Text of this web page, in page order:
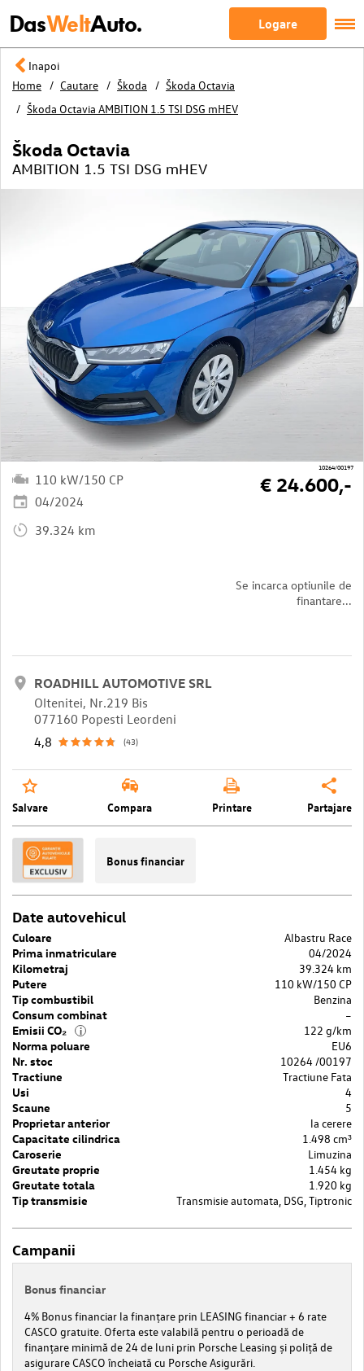
DasWeltAuto. Logare
Inapoi
Home
Cautare Škoda
Škoda Octavia
Škoda Octavia AMBITION 1.5 TSI DSG mHEV
10264/00197
Škoda Octavia
AMBITION 1.5 TSI DSG mHEV
110 kW/150 CP
04/2024
39.324 km
Se incarca optiunile de
finantare...
€ 24.600,-
ROADHILL AUTOMOTIVE SRL
Oltenitei, Nr.219 Bis
077160 Popesti Leordeni
4,8
(43)
Salvare Compara Printare Partajare
Bonus financiar
Date autovehicul
Culoare
Albastru Race
Prima inmatriculare
04/2024
Kilometraj
39.324 km
Putere
110 kW/150 CP
Tip combustibil
Benzina
Consum combinat
–
Emisii CO₂
i
122 g/km
Norma poluare
EU6
Nr. stoc
10264 /00197
Tractiune
Tractiune Fata
Usi
4
Scaune
5
Proprietar anterior
la cerere
Capacitate cilindrica
1.498 cm³
Caroserie
Limuzina
Greutate proprie
1.454 kg
Greutate totala
1.920 kg
Tip transmisie
Transmisie automata, DSG, Tiptronic
Campanii
Bonus financiar
4% Bonus financiar la finanțare prin LEASING financiar + 6 rate
CASCO gratuite. Oferta este valabilă pentru o perioadă de
finanțare minimă de 24 de luni prin Porsche Leasing și poliță de
asigurare CASCO încheiată cu Porsche Asigurări.